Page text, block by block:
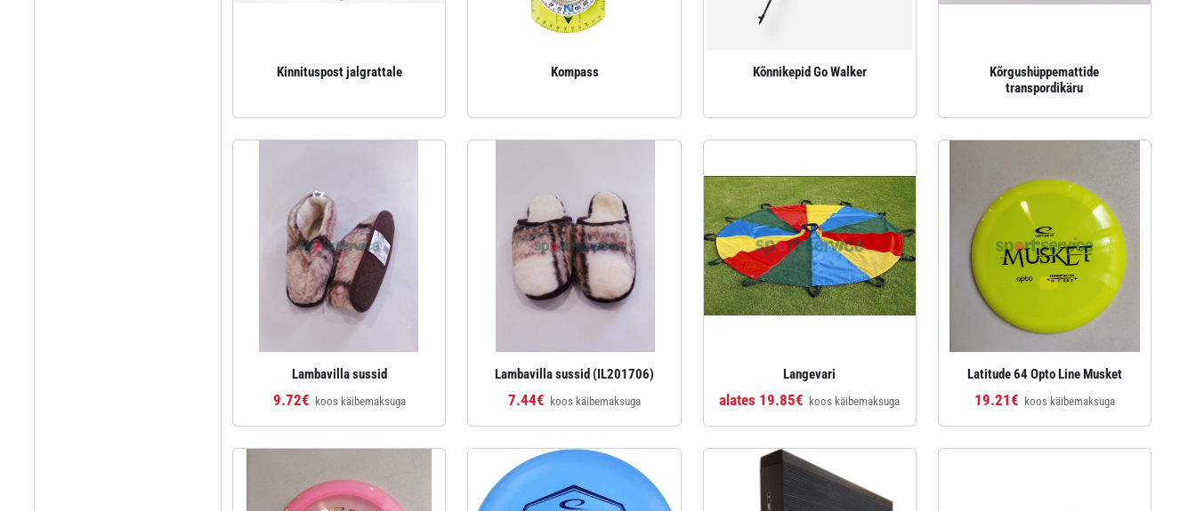
Kinnituspost jalgrattale Kompass Kõnnikepid Go Walker
Kõrgushüppemattide
transpordikäru
Lambavilla sussid
9.72€ koos käibemaksuga
Lambavilla sussid (IL201706)
7.44€ koos käibemaksuga
Langevari
alates 19.85€ koos käibemaksuga
Latitude 64 Opto Line Musket
19.21€ koos käibemaksuga